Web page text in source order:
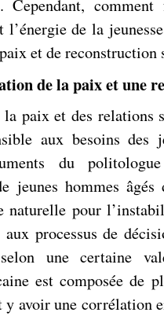
Cependant,
de la
et de reconstruction
de la paix et une
paix et des relations
aux besoins des
du
jeunes hommes
naturelle pour
aux processus de
une certaine
est composée de
avoir une corrélation